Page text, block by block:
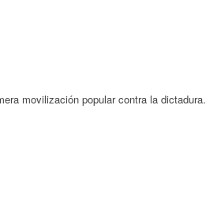
movilización popular contra la dictadura.